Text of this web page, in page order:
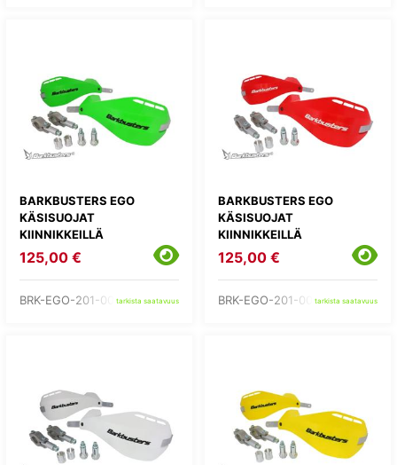
BARKBUSTERS EGO
KÄSISUOJAT
KIINNIKKEILLÄ
125,00 €
BRK-EGO-201-00-GRtarkista saatavuus
BARKBUSTERS EGO
KÄSISUOJAT
KIINNIKKEILLÄ
125,00 €
BRK-EGO-201-00-RDtarkista saatavuus